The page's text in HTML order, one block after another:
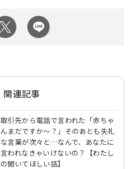
関連記事
取引先から電話で言われた「赤ちゃ
んまだですか～？」そのあとも失礼
な言葉が次々と…なんで、あなたに
言われなきゃいけないの？【わたし
の聞いてほしい話】